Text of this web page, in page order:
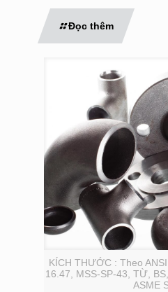
Đọc thêm
KÍCH THƯỚC : Theo
16.47, MSS-SP-43, TỪ,
ASME